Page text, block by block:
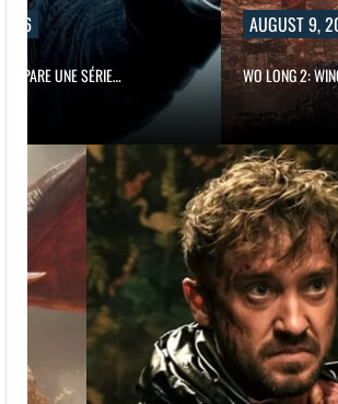
AUGUST 9, 2026
WO LONG 2: WINGS OF…